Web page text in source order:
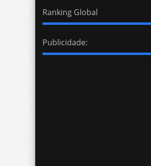
Ranking Global
Publicidade: